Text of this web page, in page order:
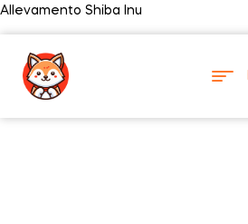
Allevamento Shiba Inu